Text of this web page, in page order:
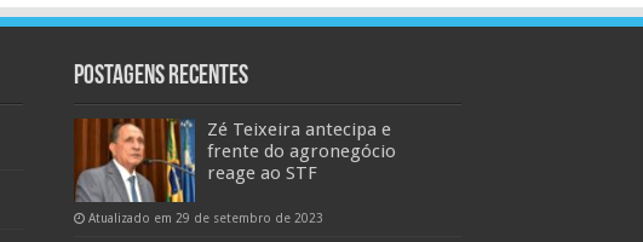
Postagens Recentes
Zé Teixeira antecipa e
frente do agronegócio
reage ao STF
Atualizado em 29 de setembro de 2023